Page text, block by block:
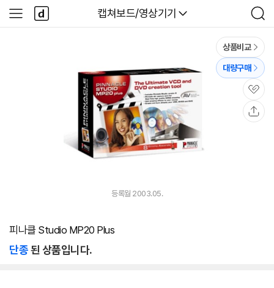
다나와
캡쳐보드/영상기기
검
색
사
이
다
나
와
상품비교
대량구매
관
심
등록월 2003.05.
피나클 Studio MP20 Plus
단종된 상품입니다.